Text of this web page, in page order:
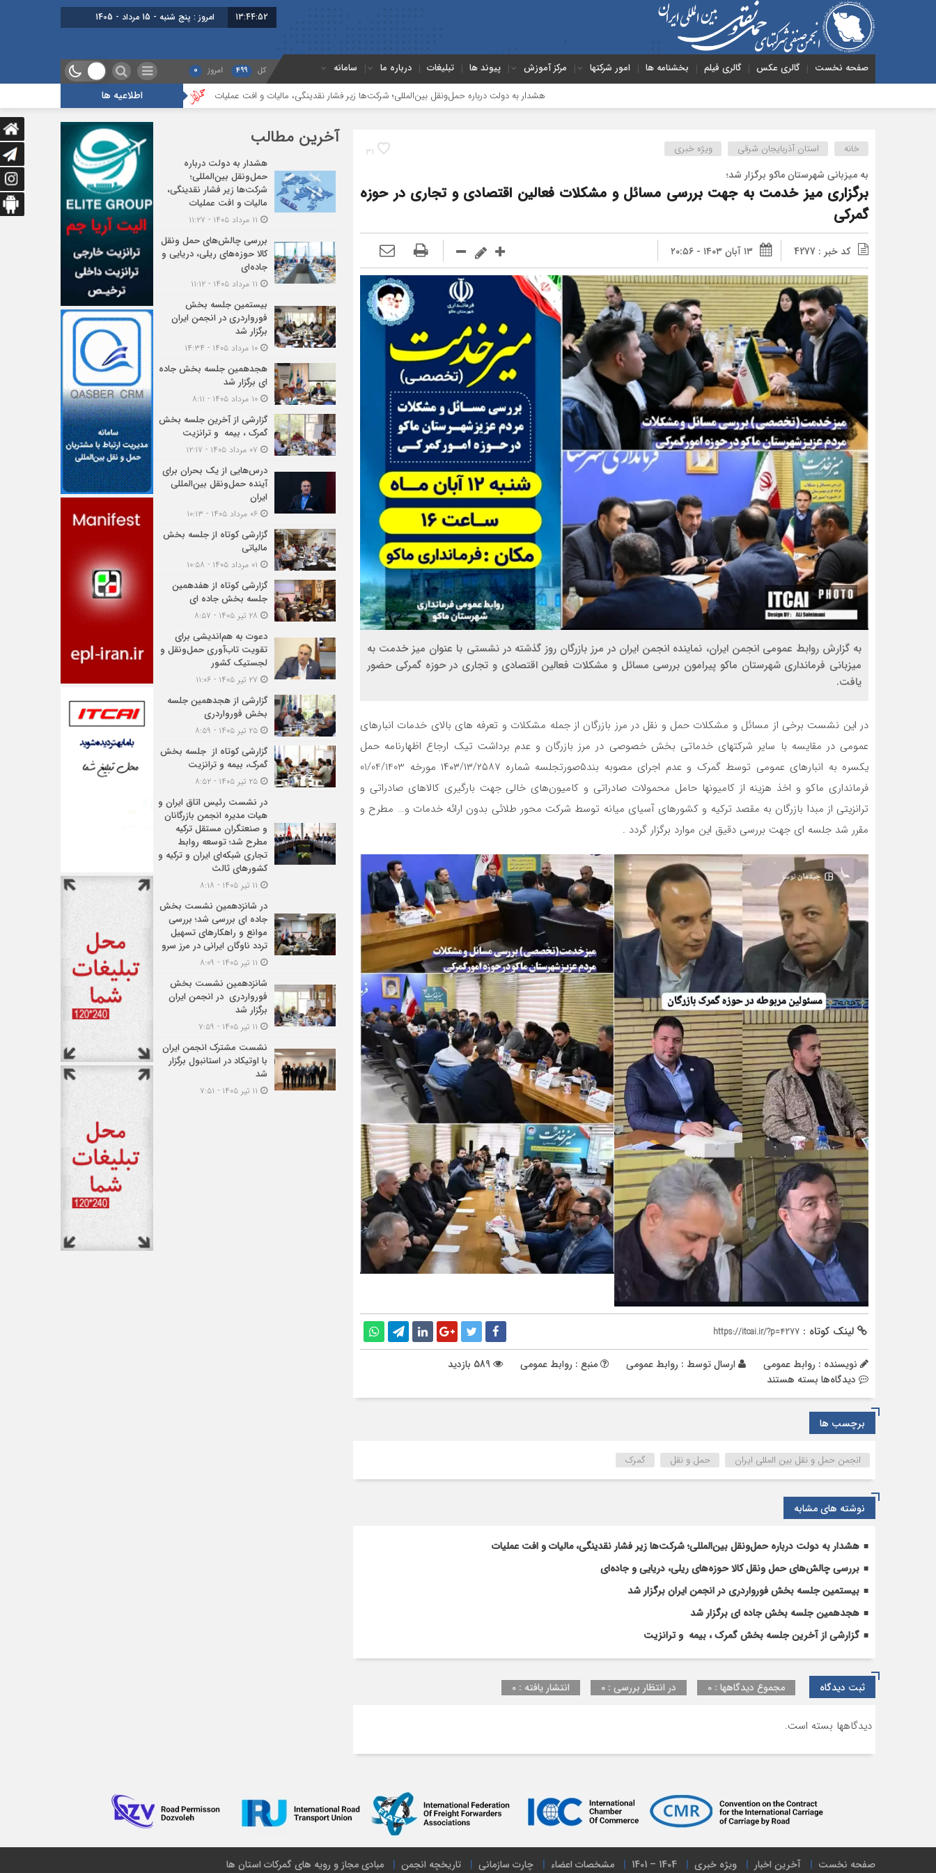
13:44:53 برابر با : Thursday - 6 August - 2026
صفحه نخست گالری عکس گالری فیلم بخشنامه ها امور شرکتها مرکز آموزش پیوند ها تبلیغات درباره ما سامانه کل 499 امروز 0
اطلاعیه ها هشدار به دولت درباره حمل‌ونقل بین‌المللی؛ شرکت‌ها زیر فشار نقدینگی، مالیات و افت عملیات بررسی چالش‌های حمل ونقل کالا حوزه‌های ریلی، دریایی و جاده‌ای
31 خانه استان آذربایجان شرقی ویژه خبری
به میزبانی شهرستان ماکو برگزار شد؛
برگزاری میز خدمت به جهت بررسی مسائل و مشکلات فعالین اقتصادی و تجاری در حوزه
گمرکی
کد خبر : 4277 ۱۳ آبان ۱۴۰۳ - ۲۰:۵۶
به گزارش روابط عمومی انجمن ایران، نماینده انجمن ایران در مرز بازرگان روز گذشته در نشستی با عنوان میز خدمت به
میزبانی فرمانداری شهرستان ماکو پیرامون بررسی مسائل و مشکلات فعالین اقتصادی و تجاری در حوزه گمرکی حضور
یافت.
در این نشست برخی از مسائل و مشکلات حمل و نقل در مرز بازرگان از جمله مشکلات و تعرفه های بالای خدمات انبارهای
عمومی در مقایسه با سایر شرکتهای خدماتی بخش خصوصی در مرز بازرگان و عدم برداشت تیک ارجاع اظهارنامه حمل
یکسره به انبارهای عمومی توسط گمرک و عدم اجرای مصوبه بند۵صورتجلسه شماره ۱۴۰۳/۱۳/۲۵۸۷ مورخه 01/04/1403
فرمانداری ماکو و اخذ هزینه از کامیونها حامل محمولات صادراتی و کامیون‌های خالی جهت بارگیری کالاهای صادراتی و
ترانزیتی از مبدا بازرگان به مقصد ترکیه و کشورهای آسیای میانه توسط شرکت محور طلائی بدون ارائه خدمات و… مطرح و
مقرر شد جلسه ای جهت بررسی دقیق این موارد برگزار گردد .
لینک کوتاه : https://itcai.ir/?p=4277
نویسنده : روابط عمومی ارسال توسط : روابط عمومی منبع : روابط عمومی
دیدگاه‌ها برای
برگزاری
میز
جهت
بررسی
و
مشکلات
اقتصادی
و
تجاری
در
حوزه
گمرکی
بسته هستند
برچسب ها
انجمن حمل و نقل بین المللی ایران حمل و نقل گمرک
نوشته های مشابه
هشدار به دولت درباره حمل‌ونقل بین‌المللی؛ شرکت‌ها زیر فشار نقدینگی، مالیات و افت عملیات
بررسی چالش‌های حمل ونقل کالا حوزه‌های ریلی، دریایی و جاده‌ای
بیستمین جلسه بخش فورواردری در انجمن ایران برگزار شد
هجدهمین جلسه بخش جاده ای برگزار شد
گزارشی از آخرین جلسه بخش گمرک ، بیمه و ترانزیت
ثبت دیدگاه مجموع دیدگاهها : 0 در انتظار بررسی : 0 انتشار یافته : 0
دیدگاهها بسته است.
آخرین مطالب
هشدار به دولت درباره
حمل‌ونقل بین‌المللی؛
شرکت‌ها زیر فشار نقدینگی،
مالیات و افت عملیات
بررسی چالش‌های حمل ونقل
کالا حوزه‌های ریلی، دریایی و
جاده‌ای
بیستمین جلسه بخش
فورواردری در انجمن ایران
برگزار شد
۱۰ مرداد ۱۴۰۵ - ۱۴:۳۴
هجدهمین جلسه بخش جاده
ای برگزار شد
۱۰ مرداد ۱۴۰۵ - ۸:۱۱
گزارشی از آخرین جلسه بخش
گمرک ، بیمه و ترانزیت
درس‌هایی از یک بحران برای
آینده حمل‌ونقل بین‌المللی
ایران
گزارشی کوتاه از جلسه بخش
مالیاتی
گزارشی کوتاه از هفدهمین
جلسه بخش جاده ای
دعوت به هم‌اندیشی برای
تقویت تاب‌آوری حمل‌ونقل و
لجستیک کشور
گزارشی از هجدهمین جلسه
بخش فورواردری
۲۵ تیر ۱۴۰۵ - ۸:۵۹
گزارشی کوتاه از جلسه بخش
گمرک، بیمه و ترانزیت
۲۵ تیر ۱۴۰۵ - ۸:۵۲
در نشست رئیس اتاق ایران و
هیات مدیره انجمن بازرگانان
و صنعتگران مستقل ترکیه
مطرح شد؛ توسعه روابط
تجاری شبکه‌ای ایران و ترکیه و
کشورهای ثالث
در شانزدهمین نشست بخش
جاده ای بررسی شد؛ بررسی
موانع و راهکارهای تسهیل
تردد ناوگان ایرانی در مرز سرو
شانزدهمین نشست بخش
فورواردری در انجمن ایران
برگزار شد
نشست مشترک انجمن ایران
با اوتیکاد در استانبول برگزار
شد
صفحه نخست آخرین اخبار ویژه خبری 1404 – 1401 مشخصات اعضاء چارت سازمانی تاریخچه انجمن مبادی مجاز و رویه های گمرکات استان ها